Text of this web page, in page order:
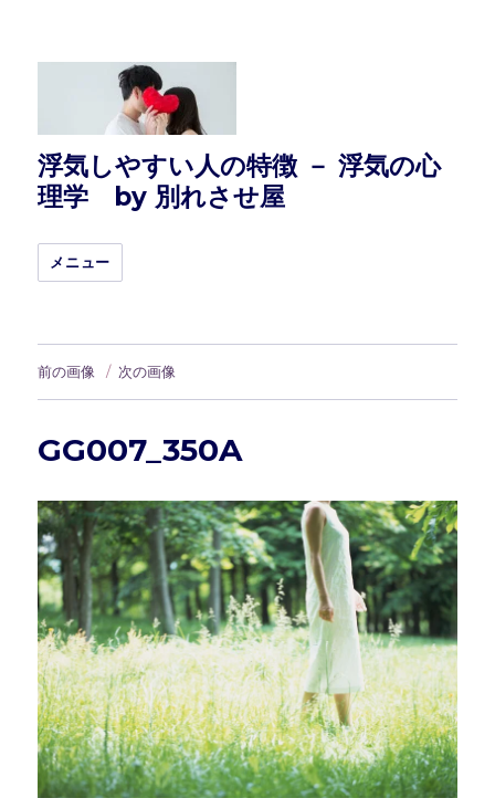
浮気しやすい人の特徴 － 浮気の心
理学 by 別れさせ屋
メニュー
前の画像 次の画像
GG007_350A